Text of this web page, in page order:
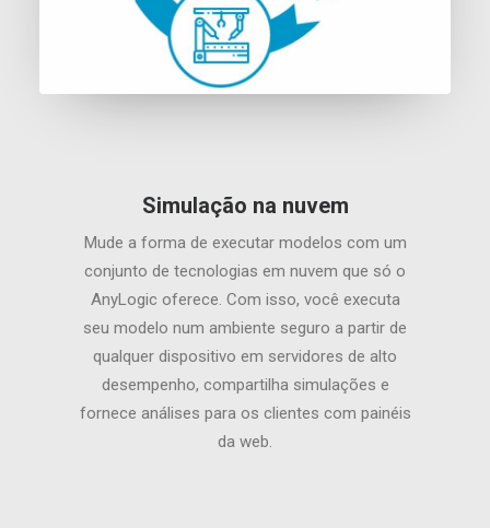
Simulação na nuvem
Mude a forma de executar modelos com um
conjunto de tecnologias em nuvem que só o
AnyLogic oferece. Com isso, você executa
seu modelo num ambiente seguro a partir de
qualquer dispositivo em servidores de alto
desempenho, compartilha simulações e
fornece análises para os clientes com painéis
da web.